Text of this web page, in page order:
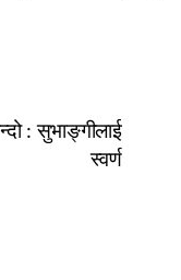
: सुभाङ्गीलाई
स्वर्ण